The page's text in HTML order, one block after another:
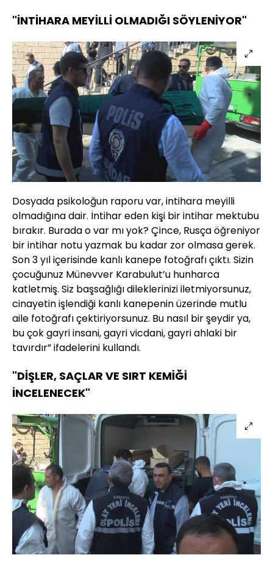
"İNTİHARA MEYİLLİ OLMADIĞI SÖYLENİYOR"
Dosyada psikoloğun raporu var, intihara meyilli
olmadığına dair. İntihar eden kişi bir intihar mektubu
bırakır. Burada o var mı yok? Çince, Rusça öğreniyor
bir intihar notu yazmak bu kadar zor olmasa gerek.
Son 3 yıl içerisinde kanlı kanepe fotoğrafı çıktı. Sizin
çocuğunuz Münevver Karabulut’u hunharca
katletmiş. Siz başsağlığı dileklerinizi iletmiyorsunuz,
cinayetin işlendiği kanlı kanepenin üzerinde mutlu
aile fotoğrafı çektiriyorsunuz. Bu nasıl bir şeydir ya,
bu çok gayri insani, gayri vicdani, gayri ahlaki bir
tavırdır” ifadelerini kullandı.
"DİŞLER, SAÇLAR VE SIRT KEMİĞİ
İNCELENECEK"